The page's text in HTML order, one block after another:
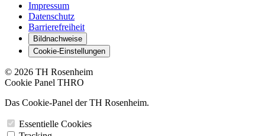
Impressum
Datenschutz
Barrierefreiheit
Bildnachweise
Cookie-Einstellungen
© 2026 TH Rosenheim
Cookie Panel THRO
Das Cookie-Panel der TH Rosenheim.
Essentielle Cookies